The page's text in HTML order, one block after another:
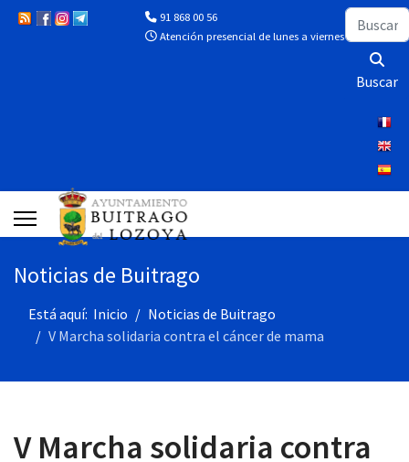
91 868 00 56
Atención presencial de lunes a viernes de 10:00 a
Buscar
Buscar
Noticias de Buitrago
Está aquí: Inicio
Noticias de Buitrago
V Marcha solidaria contra el cáncer de mama
V Marcha solidaria contra